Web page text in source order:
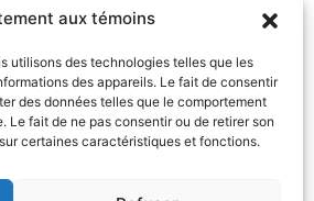
aux témoins
utilisons des technologies telles que les
des appareils. Le fait de consentir
des données telles que le comportement
Le fait de ne pas consentir ou de retirer son
certaines caractéristiques et fonctions.